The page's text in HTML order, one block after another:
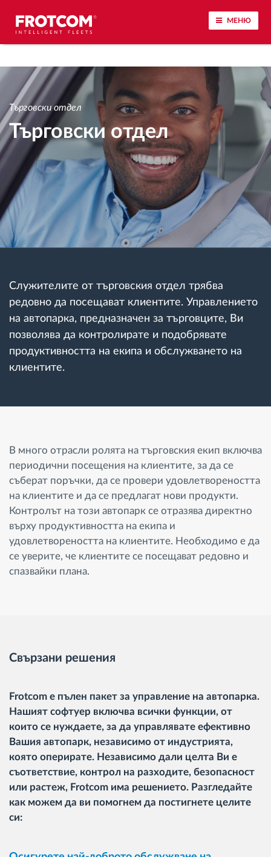
МЕНЮ
Проследяване на превозното средство и
наблюдение на датчиците
Анализ на стила на шофиране
Наблюдение на времената за шофиране
Управление на работната сила
Дистанционно сваляне на данни от тахограф
Контрол на достъпа
Управление на горивото
Планиране на маршрути и мониторинг
Автоматична идентификация на шофьора
Как отговаряме на нуждите на всяка
флота
Калкулатор за спестявания
Търговски отдел
Търговски отдел
Служителите от търговския отдел трябва
редовно да посещават клиентите. Управлението
на автопарка, предназначен за търговците, Ви
позволява да контролирате и подобрявате
продуктивността на екипа и обслужването на
клиентите.
В много отрасли ролята на търговския екип включва
периодични посещения на клиентите, за да се
съберат поръчки, да се провери удовлетвореността
на клиентите и да се предлагат нови продукти.
Контролът на този автопарк се отразява директно
върху продуктивността на екипа и
удовлетвореността на клиентите. Необходимо е да
се уверите, че клиентите се посещават редовно и
спазвайки плана.
Свързани решения
Frotcom е пълен пакет за управление на автопарка.
Нашият софтуер включва всички функции, от
които се нуждаете, за да управлявате ефективно
Вашия автопарк, независимо от индустрията,
която оперирате. Независимо дали целта Ви е
съответствие, контрол на разходите, безопасност
или растеж, Frotcom има решението. Разгледайте
как можем да ви помогнем да постигнете целите
си: